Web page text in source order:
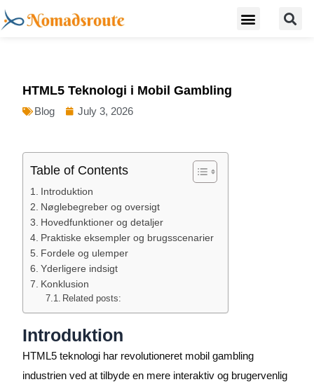
Skip
to
Menu
HTML5 Teknologi i Mobil Gambling
Blog July 3, 2026
Table of Contents
Introduktion
Nøglebegreber og oversigt
Hovedfunktioner og detaljer
Praktiske eksempler og brugsscenarier
Fordele og ulemper
Yderligere indsigt
Konklusion
Related posts:
Introduktion
HTML5 teknologi har revolutioneret mobil gambling
industrien ved at tilbyde en mere interaktiv og brugervenlig